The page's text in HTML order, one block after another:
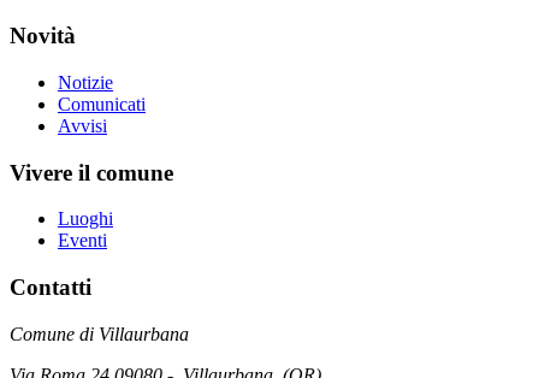
Novità
Notizie
Comunicati
Avvisi
Vivere il comune
Luoghi
Eventi
Contatti
Comune di Villaurbana